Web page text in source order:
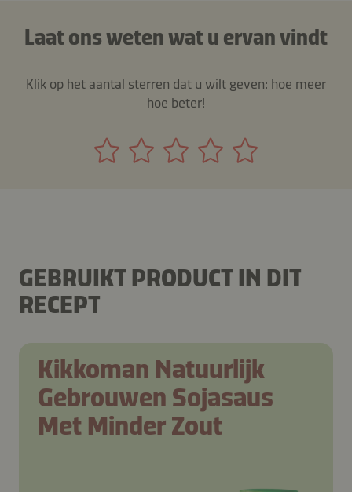
Laat ons weten wat u ervan vindt
Klik op het aantal sterren dat u wilt geven: hoe meer
hoe beter!
GEBRUIKT PRODUCT IN DIT
RECEPT
Kikkoman Natuurlijk
Gebrouwen Sojasaus
Met Minder Zout